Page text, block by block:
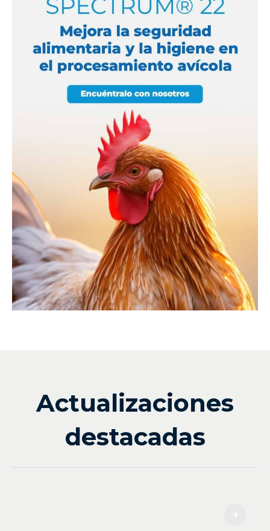
Actualizaciones
destacadas